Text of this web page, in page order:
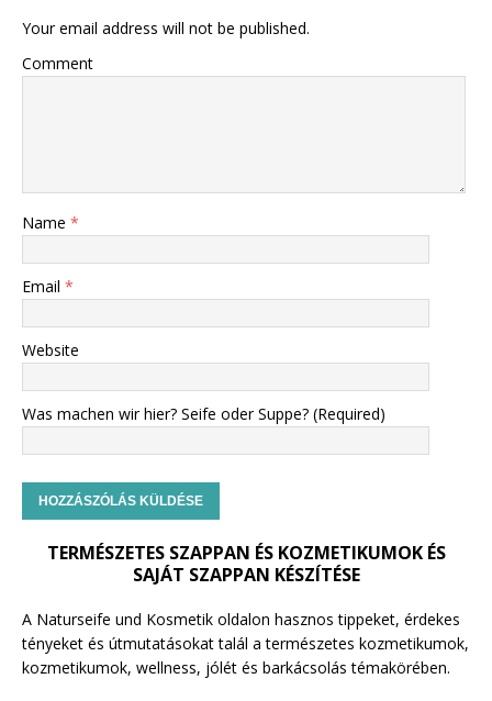
Your email address will not be published.
Comment
Name *
Email *
Website
Was machen wir hier? Seife oder Suppe? (Required)
TERMÉSZETES SZAPPAN ÉS KOZMETIKUMOK ÉS
SAJÁT SZAPPAN KÉSZÍTÉSE
A Naturseife und Kosmetik oldalon hasznos tippeket, érdekes
tényeket és útmutatásokat talál a természetes kozmetikumok,
kozmetikumok, wellness, jólét és barkácsolás témakörében.